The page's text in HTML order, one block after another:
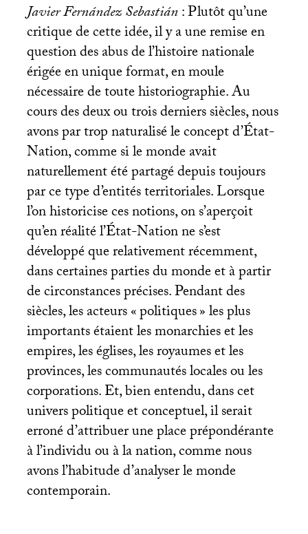
Javier Fernández Sebastián: Plutôt qu’une
critique de cette idée, il y a une remise en
question des abus de l’histoire nationale
érigée en unique format, en moule
nécessaire de toute historiographie. Au
cours des deux ou trois derniers siècles, nous
avons par trop naturalisé le concept d’État-
Nation, comme si le monde avait
naturellement été partagé depuis toujours
par ce type d’entités territoriales. Lorsque
l’on historicise ces notions, on s’aperçoit
qu’en réalité l’État-Nation ne s’est
développé que relativement récemment,
dans certaines parties du monde et à partir
de circonstances précises. Pendant des
siècles, les acteurs «politiques» les plus
importants étaient les monarchies et les
empires, les églises, les royaumes et les
provinces, les communautés locales ou les
corporations. Et, bien entendu, dans cet
univers politique et conceptuel, il serait
erroné d’attribuer une place prépondérante
à l’individu ou à la nation, comme nous
avons l’habitude d’analyser le monde
contemporain.